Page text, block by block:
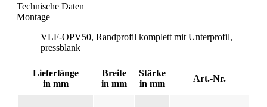
Technische Daten
Montage
VLF-OPV50, Randprofil komplett mit Unterprofil,
pressblank
Lieferlänge
in mm
Breite
in mm
Stärke
in mm
Art.-Nr.